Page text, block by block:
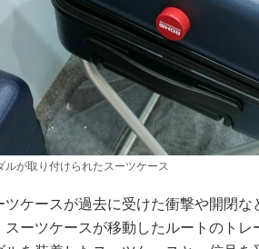
ルが取り付けられたスーツケース
ケースが過去に受けた衝撃や開閉な
スーツケースが移動したルートのトレ